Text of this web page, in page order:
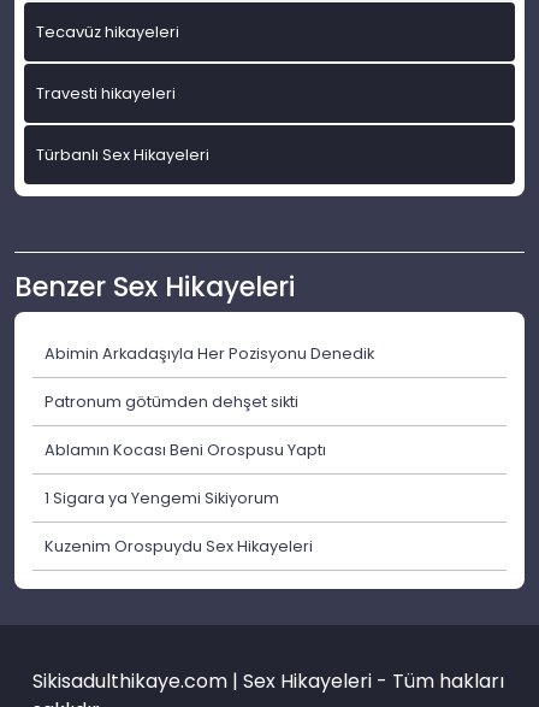
Tecavüz hikayeleri
Travesti hikayeleri
Türbanlı Sex Hikayeleri
Benzer Sex Hikayeleri
Abimin Arkadaşıyla Her Pozisyonu Denedik
Patronum götümden dehşet sikti
Ablamın Kocası Beni Orospusu Yaptı
1 Sigara ya Yengemi Sikiyorum
Kuzenim Orospuydu Sex Hikayeleri
Sikisadulthikaye.com | Sex Hikayeleri - Tüm hakları